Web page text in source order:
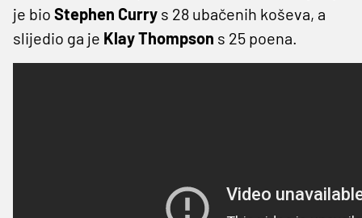
je bio Stephen Curry s 28 ubačenih koševa, a
slijedio ga je KlayThompson s 25 poena.